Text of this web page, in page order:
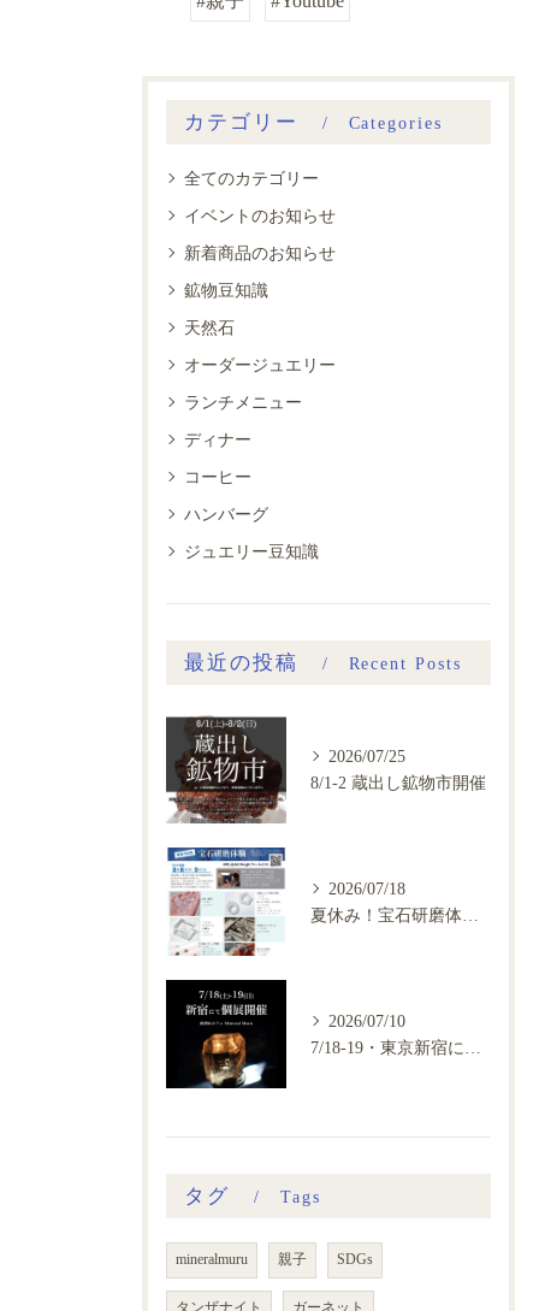
カテゴリー Categories
全てのカテゴリー
イベントのお知らせ
新着商品のお知らせ
鉱物豆知識
天然石
オーダージュエリー
ランチメニュー
ディナー
コーヒー
ハンバーグ
ジュエリー豆知識
最近の投稿 Recent Posts
2026/07/25
8/1-2 蔵出し鉱物市開催
2026/07/18
夏休み！宝石研磨体験会、ご予約開始
2026/07/10
7/18-19・東京新宿にて鉱物カフェ個展開催
タグ Tags
mineralmuru 親子 SDGs